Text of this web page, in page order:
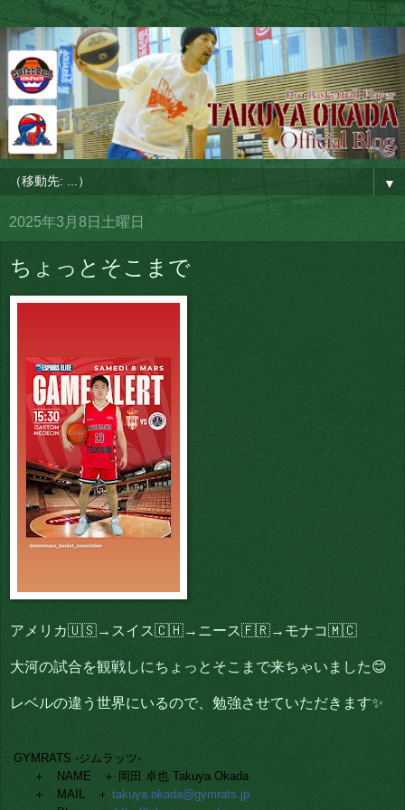
▼
2025年3月8日土曜日
ちょっとそこまで
アメリカ🇺🇸→スイス🇨🇭→ニース🇫🇷→モナコ🇲🇨
大河の試合を観戦しにちょっとそこまで来ちゃいました😊
レベルの違う世界にいるので、勉強させていただきます✨
GYMRATS -ジムラッツ-
＋ NAME ＋ 岡田 卓也 Takuya Okada
＋ MAIL ＋ takuya.okada@gymrats.jp